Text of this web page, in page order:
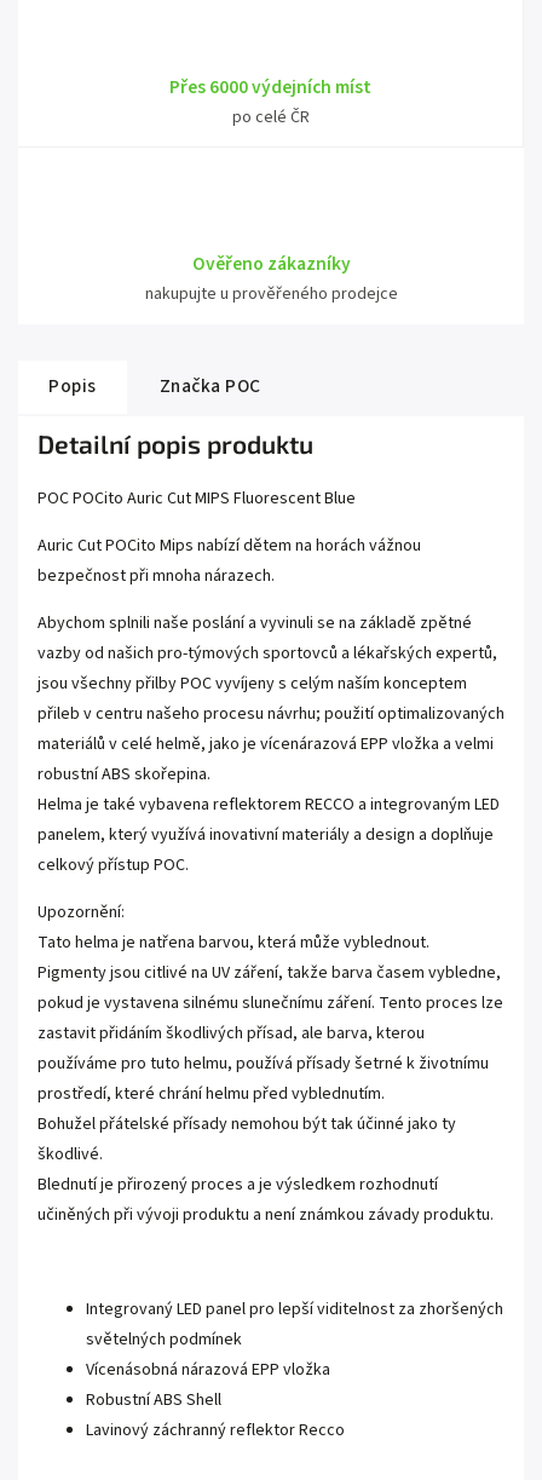
Přes 6000 výdejních míst
po celé ČR
Ověřeno zákazníky
nakupujte u prověřeného prodejce
Popis Značka POC
Detailní popis produktu
POC POCito Auric Cut MIPS Fluorescent Blue
Auric Cut POCito Mips nabízí dětem na horách vážnou
bezpečnost při mnoha nárazech.
Abychom splnili naše poslání a vyvinuli se na základě zpětné
vazby od našich pro-týmových sportovců a lékařských expertů,
jsou všechny přilby POC vyvíjeny s celým naším konceptem
přileb v centru našeho procesu návrhu; použití optimalizovaných
materiálů v celé helmě, jako je vícenárazová EPP vložka a velmi
robustní ABS skořepina.
Helma je také vybavena reflektorem RECCO a integrovaným LED
panelem, který využívá inovativní materiály a design a doplňuje
celkový přístup POC.
Upozornění:
Tato helma je natřena barvou, která může vyblednout.
Pigmenty jsou citlivé na UV záření, takže barva časem vybledne,
pokud je vystavena silnému slunečnímu záření. Tento proces lze
zastavit přidáním škodlivých přísad, ale barva, kterou
používáme pro tuto helmu, používá přísady šetrné k životnímu
prostředí, které chrání helmu před vyblednutím.
Bohužel přátelské přísady nemohou být tak účinné jako ty
škodlivé.
Blednutí je přirozený proces a je výsledkem rozhodnutí
učiněných při vývoji produktu a není známkou závady produktu.
Integrovaný LED panel pro lepší viditelnost za zhoršených
světelných podmínek
Vícenásobná nárazová EPP vložka
Robustní ABS Shell
Lavinový záchranný reflektor Recco